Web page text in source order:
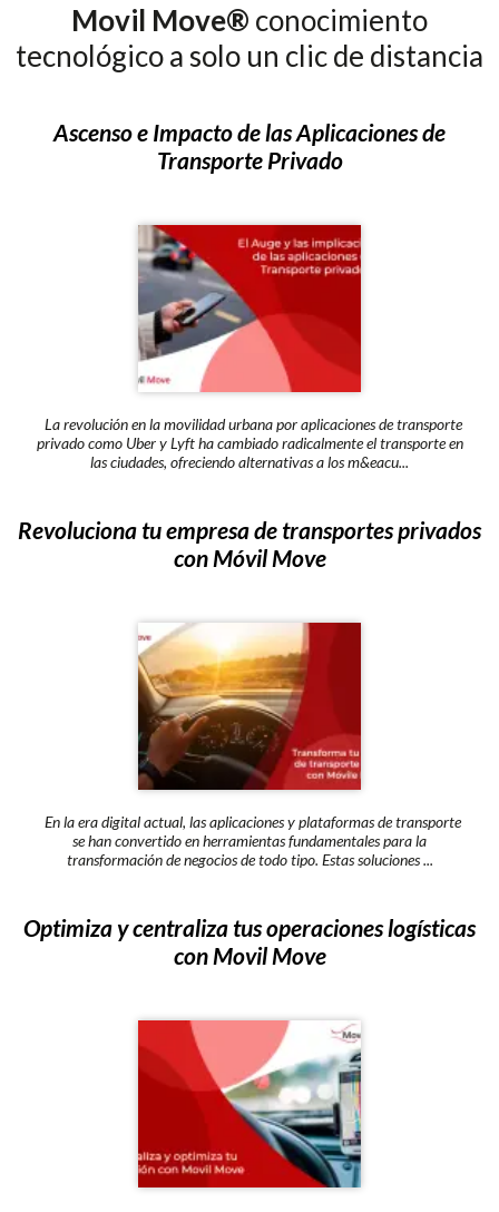
Movil Move® conocimiento
tecnológico a solo un clic de distancia
Ascenso e Impacto de las Aplicaciones de
Transporte Privado
La revolución en la movilidad urbana por aplicaciones de transporte
privado como Uber y Lyft ha cambiado radicalmente el transporte en
las ciudades, ofreciendo alternativas a los m&eacu...
Revoluciona tu empresa de transportes privados
con Móvil Move
En la era digital actual, las aplicaciones y plataformas de transporte
se han convertido en herramientas fundamentales para la
transformación de negocios de todo tipo. Estas soluciones ...
Optimiza y centraliza tus operaciones logísticas
con Movil Move